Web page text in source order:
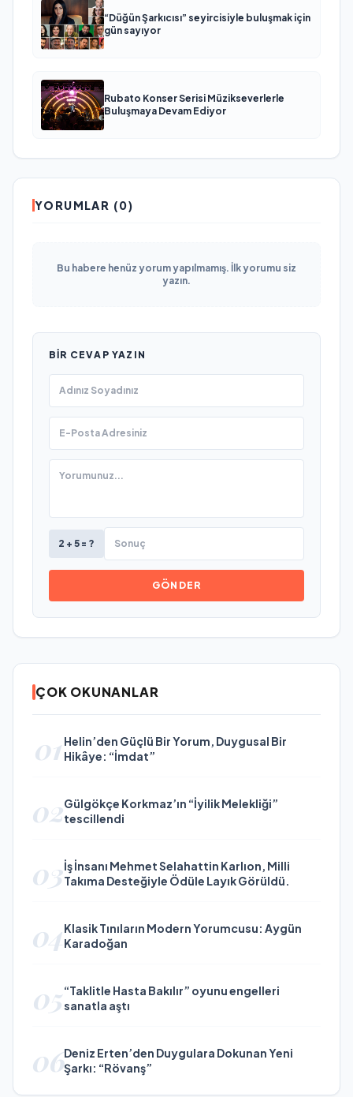
“Düğün Şarkıcısı” seyircisiyle buluşmak için
gün sayıyor
Rubato Konser Serisi Müzikseverlerle
Buluşmaya Devam Ediyor
YORUMLAR (0)
Bu habere henüz yorum yapılmamış. İlk yorumu siz
yazın.
BIR CEVAP YAZIN
2 + 5 = ?
GÖNDER
ÇOK OKUNANLAR
01 Helin’den Güçlü Bir Yorum, Duygusal Bir
Hikâye: “İmdat”
02Gülgökçe Korkmaz’ın “İyilik Melekliği”
tescillendi
03İş İnsanı Mehmet Selahattin Karlıon, Milli
Takıma Desteğiyle Ödüle Layık Görüldü.
04Klasik Tınıların Modern Yorumcusu: Aygün
Karadoğan
05“Taklitle Hasta Bakılır” oyunu engelleri
sanatla aştı
06Deniz Erten’den Duygulara Dokunan Yeni
Şarkı: “Rövanş”